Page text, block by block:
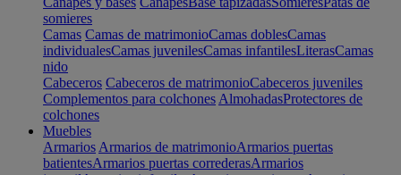
somieres
Camas Camas de matrimonioCamas doblesCamas
individualesCamas juvenilesCamas infantilesLiterasCamas
nido
Cabeceros Cabeceros de matrimonioCabeceros juveniles
Complementos para colchones AlmohadasProtectores de
colchones
Muebles
Armarios Armarios de matrimonioArmarios puertas
batientesArmarios puertas correderasArmarios